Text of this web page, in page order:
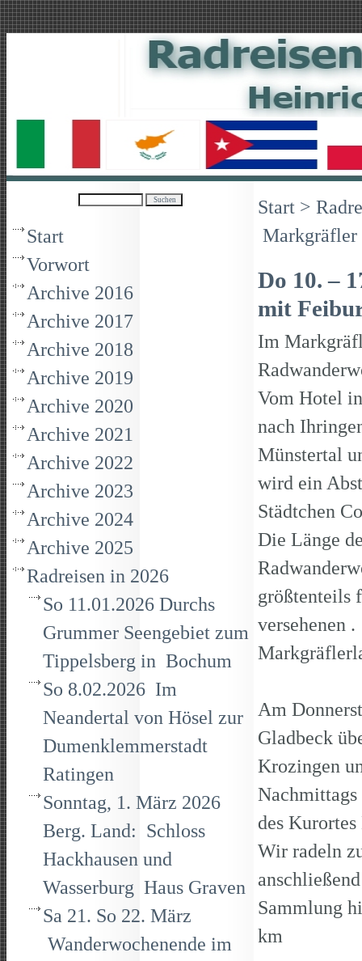
Start
Vorwort
Archive 2016
Archive 2017
Archive 2018
Archive 2019
Archive 2020
Archive 2021
Archive 2022
Archive 2023
Archive 2024
Archive 2025
Radreisen in 2026
So 11.01.2026 Durchs
Grummer Seengebiet zum
Tippelsberg in Bochum
So 8.02.2026 Im
Neandertal von Hösel zur
Dumenklemmerstadt
Ratingen
Sonntag, 1. März 2026
Berg. Land: Schloss
Hackhausen und
Wasserburg Haus Graven
Sa 21. So 22. März
Wanderwochenende im
Start >
Markgräfler
Do 10. –
mit
Im
Vom Hotel
nach
Münstertal
wird ein
Städtchen
Die Länge
größtenteils
versehenen .
Am
Gladbeck
Krozingen
des
Wir radeln
Sammlung
km